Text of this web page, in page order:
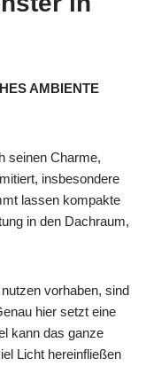
AMBIENTE
seinen Charme,
insbesondere
lassen kompakte
in den Dachraum,
vorhaben, sind
hier setzt eine
kann das ganze
Licht hereinfließen